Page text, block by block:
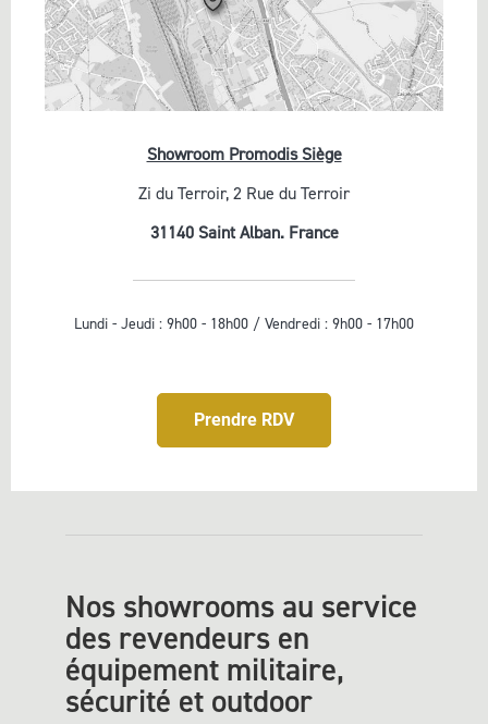
Showroom Promodis Siège
Zi du Terroir, 2 Rue du Terroir
31140 Saint Alban. France
Lundi - Jeudi : 9h00 - 18h00 / Vendredi : 9h00 - 17h00
Prendre RDV
Nos showrooms au service
des revendeurs en
équipement militaire,
sécurité et outdoor